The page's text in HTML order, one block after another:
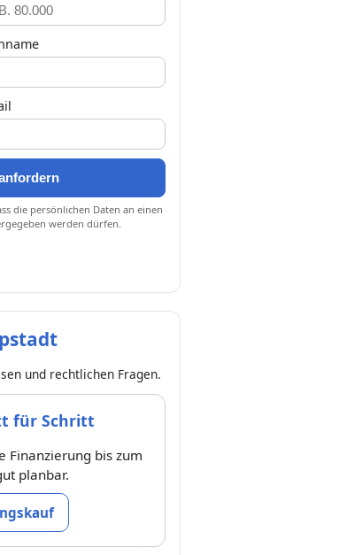
die persönlichen Daten an einen
werden dürfen.
und rechtlichen Fragen.
für Schritt
Finanzierung bis zum
planbar.